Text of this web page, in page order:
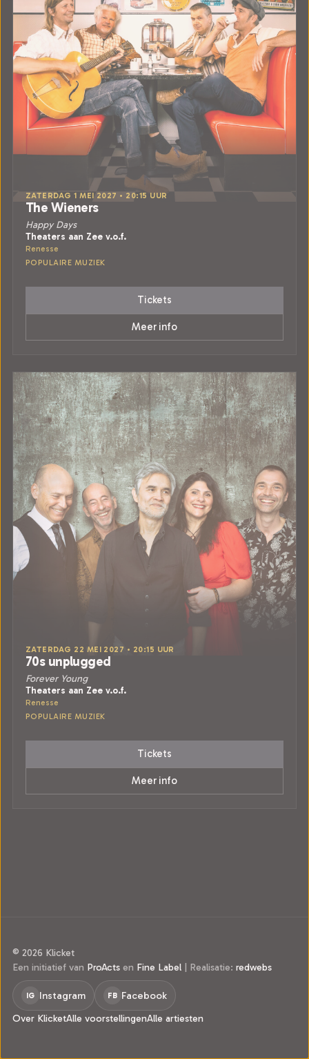
ZATERDAG 1 MEI 2027 • 20:15 UUR
The Wieners
Happy Days
Theaters aan Zee v.o.f.
Renesse
POPULAIRE MUZIEK
Tickets
Meer info
ZATERDAG 22 MEI 2027 • 20:15 UUR
70s unplugged
Forever Young
Theaters aan Zee v.o.f.
Renesse
POPULAIRE MUZIEK
Tickets
Meer info
© 2026 Klicket
Een initiatief van ProActs en Fine Label | Realisatie: redwebs
IG Instagram FB Facebook
Over KlicketAlle voorstellingenAlle artiesten